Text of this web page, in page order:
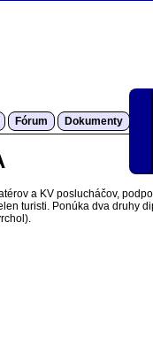
Fórum Dokumenty
a KV poslucháčov,
turisti. Ponúka dva druhy